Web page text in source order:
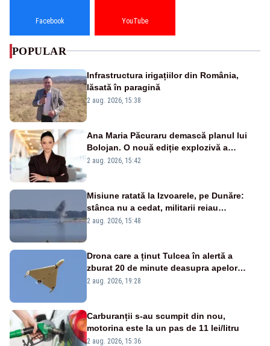
Facebook YouTube
POPULAR
Infrastructura irigațiilor din România,
lăsată în paragină
2 aug. 2026, 15:38
Ana Maria Păcuraru demască planul lui
Bolojan. O nouă ediție explozivă a
emisiunii „Miza Zilei” la Realitatea PLUS
2 aug. 2026, 15:42
Misiune ratată la Izvoarele, pe Dunăre:
stânca nu a cedat, militarii reiau
detonările luni – VIDEO
2 aug. 2026, 15:48
Drona care a ținut Tulcea în alertă a
zburat 20 de minute deasupra apelor
României. Au fost ridicate două F-16
2 aug. 2026, 19:28
Carburanții s-au scumpit din nou,
motorina este la un pas de 11 lei/litru
2 aug. 2026, 15:36